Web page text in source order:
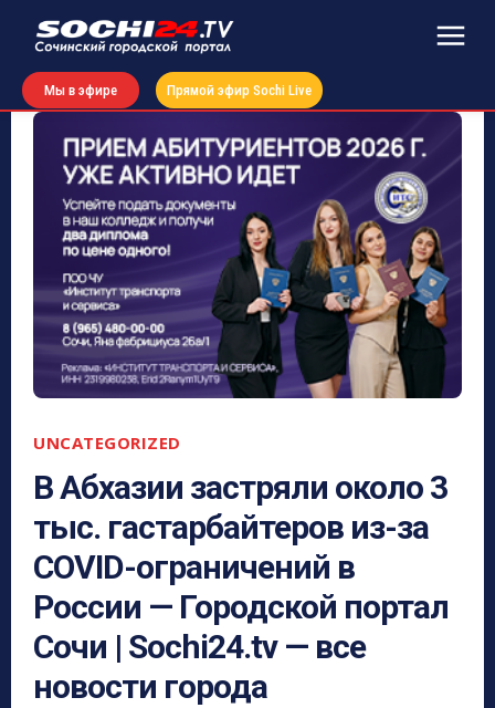
Мы в эфире Прямой эфир Sochi Live
UNCATEGORIZED
В Абхазии застряли около 3
тыс. гастарбайтеров из-за
COVID-ограничений в
России — Городской портал
Сочи | Sochi24.tv — все
новости города